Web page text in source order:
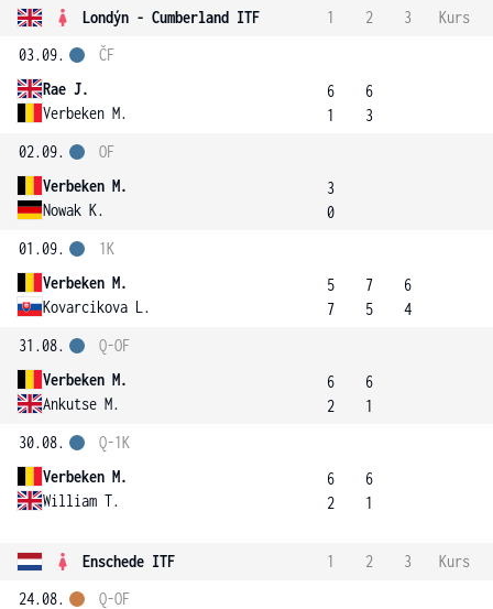
Londýn - Cumberland ITF 1 2 3
Kurs
03.09.
Rae J.
Verbeken M.
ČF
6
1
6
3
02.09.
Verbeken M.
Nowak K.
OF
3
0
01.09.
Verbeken M.
Kovarcikova L.
1K
5
7
7
5
6
4
31.08.
Verbeken M.
Ankutse M.
Q-OF
6
2
6
1
30.08.
Verbeken M.
William T.
Q-1K
6
2
6
1
Enschede ITF 1 2 3
Kurs
24.08.
Q-OF